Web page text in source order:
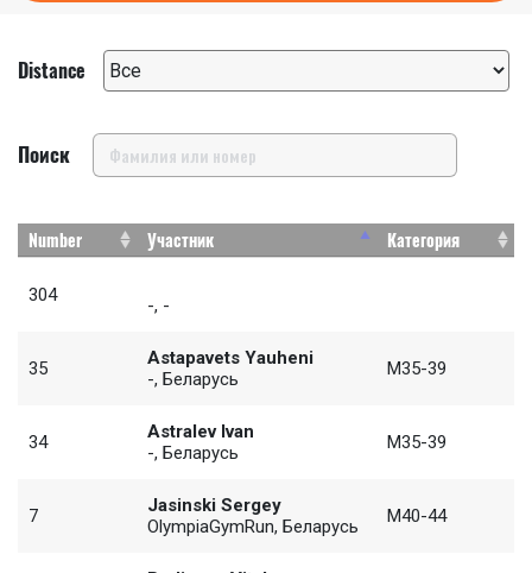
Distance
Поиск
Number Участник Категория
304 -, -
35
Astapavets Yauheni
-, Беларусь
M35-39
34
Astralev Ivan
-, Беларусь
M35-39
7
Jasinski Sergey
OlympiaGymRun, Беларусь
M40-44